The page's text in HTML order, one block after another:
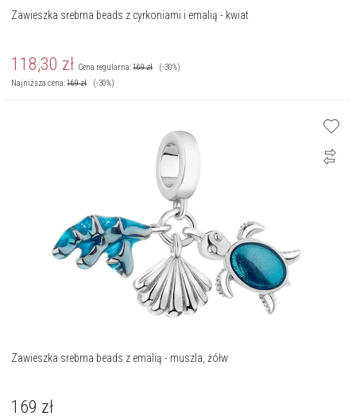
Zawieszka srebrna beads z cyrkoniami i emalią - kwiat
118,30 zł Cena regularna:169zł
(-30%)
Najniższa cena:169zł (-30%)
Zawieszka srebrna beads z emalią - muszla, żółw
169 zł